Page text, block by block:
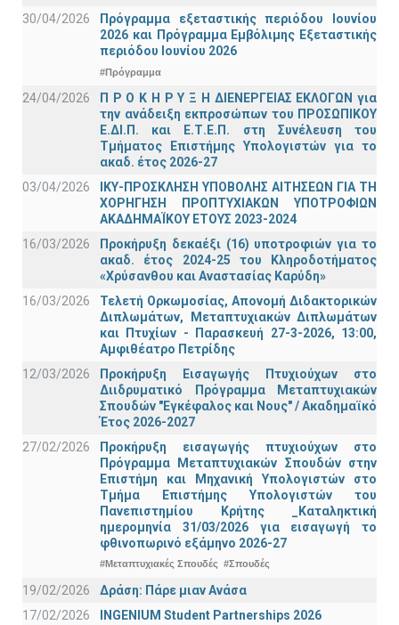
30/04/2026
Πρόγραμμα εξεταστικής περιόδου Ιουνίου
2026 και Πρόγραμμα Εμβόλιμης Εξεταστικής
περιόδου Ιουνίου 2026
#Πρόγραμμα
24/04/2026
Π Ρ Ο Κ Η Ρ Υ Ξ Η ΔΙΕΝΕΡΓΕΙΑΣ ΕΚΛΟΓΩΝ για
την ανάδειξη εκπροσώπων του ΠΡΟΣΩΠΙΚΟΥ
Ε.ΔΙ.Π. και Ε.Τ.Ε.Π. στη Συνέλευση του
Τμήματος Επιστήμης Υπολογιστών για το
ακαδ. έτος 2026-27
03/04/2026
ΙΚΥ-ΠΡΟΣΚΛΗΣΗ ΥΠΟΒΟΛΗΣ ΑΙΤΗΣΕΩΝ ΓΙΑ ΤΗ
ΧΟΡΗΓΗΣΗ ΠΡΟΠΤΥΧΙΑΚΩΝ ΥΠΟΤΡΟΦΙΩΝ
ΑΚΑΔΗΜΑΪΚΟΥ ΕΤΟΥΣ 2023-2024
16/03/2026
Προκήρυξη δεκαέξι (16) υποτροφιών για το
ακαδ. έτος 2024-25 του Κληροδοτήματος
«Χρύσανθου και Αναστασίας Καρύδη»
16/03/2026
Τελετή Ορκωμοσίας, Απονομή Διδακτορικών
Διπλωμάτων, Μεταπτυχιακών Διπλωμάτων
και Πτυχίων - Παρασκευή 27-3-2026, 13:00,
Αμφιθέατρο Πετρίδης
12/03/2026
Προκήρυξη Εισαγωγής Πτυχιούχων στο
Διιδρυματικό Πρόγραμμα Μεταπτυχιακών
Σπουδών "Εγκέφαλος και Νους" / Ακαδημαϊκό
Έτος 2026-2027
27/02/2026
Προκήρυξη εισαγωγής πτυχιούχων στo
Πρόγραμμα Μεταπτυχιακών Σπουδών στην
Επιστήμη και Μηχανική Υπολογιστών στο
Τμήμα Eπιστήμης Υπολογιστών του
Πανεπιστημίου Κρήτης _Καταληκτική
ημερομηνία 31/03/2026 για εισαγωγή το
φθινοπωρινό εξάμηνο 2026-27
#Μεταπτυχιακές Σπουδές #Σπουδές
19/02/2026
Δράση: Πάρε μιαν Ανάσα
17/02/2026
INGENIUM Student Partnerships 2026